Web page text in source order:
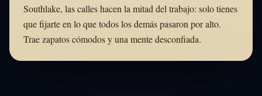
Southlake, las calles hacen la mitad del trabajo: solo tienes
que fijarte en lo que todos los demás pasaron por alto.
Trae zapatos cómodos y una mente desconfiada.